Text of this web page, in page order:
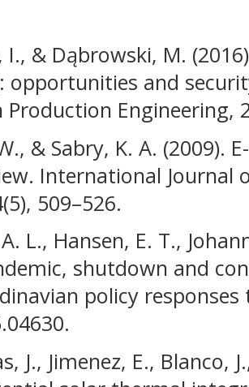
I., & Dąbrowski, M.
opportunities and
Production Engineering,
& Sabry, K. A. (2009).
International Journal
509–526.
L., Hansen, E. T.,
shutdown and
policy responses
J., Jimenez, E., Blanco,